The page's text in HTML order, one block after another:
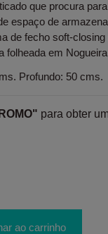
que procura
espaço de
de fecho soft-closing
folheada em
Profundo: 50 cms.
para obter
ao carrinho